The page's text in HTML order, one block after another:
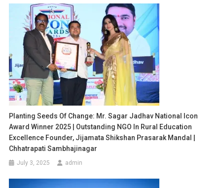
Planting Seeds Of Change: Mr. Sagar Jadhav National Icon
Award Winner 2025 | Outstanding NGO In Rural Education
Excellence Founder, Jijamata Shikshan Prasarak Mandal |
Chhatrapati Sambhajinagar
July 3, 2025 admin